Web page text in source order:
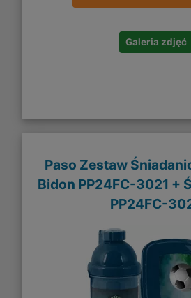
Galeria zdjęć
Paso Zestaw
Bidon PP24FC-3021 +
PP24FC-